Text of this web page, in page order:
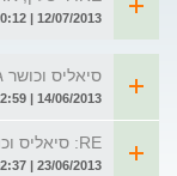
12/07/2013 | 20:12 | מאת: z
סיאליס וכושר
14/06/2013 | 22:59 | מאת: פביריציו
RE: סיאליס וכושר גופני.
23/06/2013 | 02:37 | מאת: מתמצא